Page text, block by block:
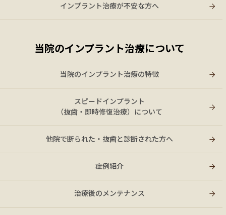
インプラント治療が不安な方へ
当院のインプラント治療について
当院のインプラント治療の特徴
スピードインプラント
（抜歯・即時修復治療）について
他院で断られた・抜歯と診断された方へ
症例紹介
治療後のメンテナンス